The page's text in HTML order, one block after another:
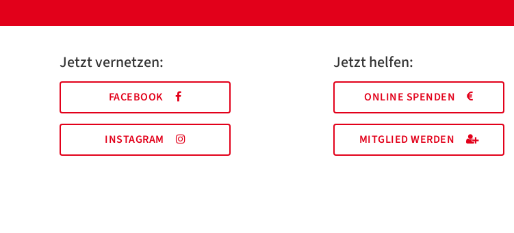
Jetzt vernetzen:
FACEBOOK
INSTAGRAM
Jetzt helfen:
ONLINE SPENDEN
MITGLIED WERDEN